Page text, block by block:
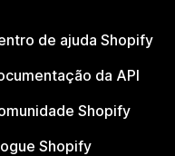
de ajuda Shopify
da API
Shopify
Shopify